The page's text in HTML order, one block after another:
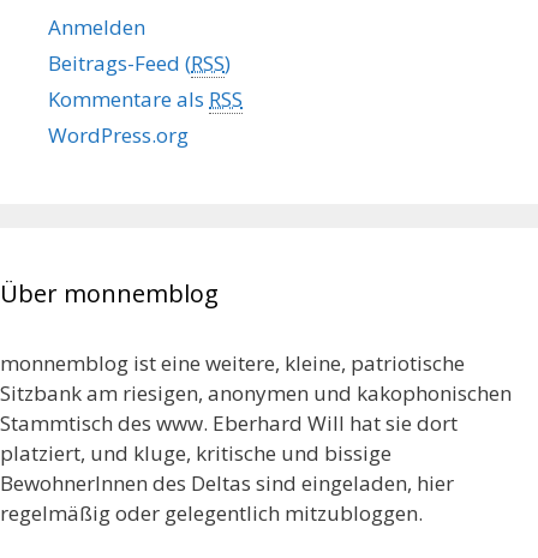
Anmelden
Beitrags-Feed (RSS)
Kommentare als RSS
WordPress.org
Über monnemblog
monnemblog ist eine weitere, kleine, patriotische
Sitzbank am riesigen, anonymen und kakophonischen
Stammtisch des www. Eberhard Will hat sie dort
platziert, und kluge, kritische und bissige
BewohnerInnen des Deltas sind eingeladen, hier
regelmäßig oder gelegentlich mitzubloggen.